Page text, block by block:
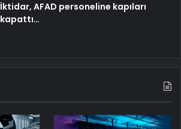
İktidar, AFAD personeline kapıları
kapattı…